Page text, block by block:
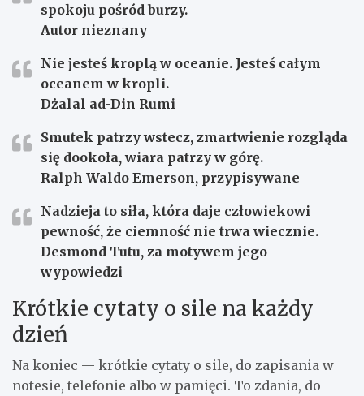
spokoju pośród burzy.
Autor nieznany
Nie jesteś kroplą w oceanie. Jesteś całym
oceanem w kropli.
Dżalal ad-Din Rumi
Smutek patrzy wstecz, zmartwienie rozgląda
się dookoła, wiara patrzy w górę.
Ralph Waldo Emerson, przypisywane
Nadzieja to siła, która daje człowiekowi
pewność, że ciemność nie trwa wiecznie.
Desmond Tutu, za motywem jego
wypowiedzi
Krótkie cytaty o sile na każdy
dzień
Na koniec — krótkie cytaty o sile, do zapisania w
notesie, telefonie albo w pamięci. To zdania, do